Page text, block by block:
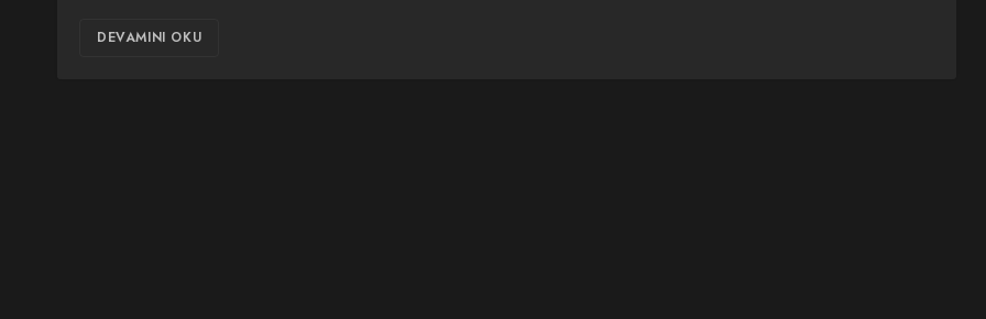
DEVAMINI OKU